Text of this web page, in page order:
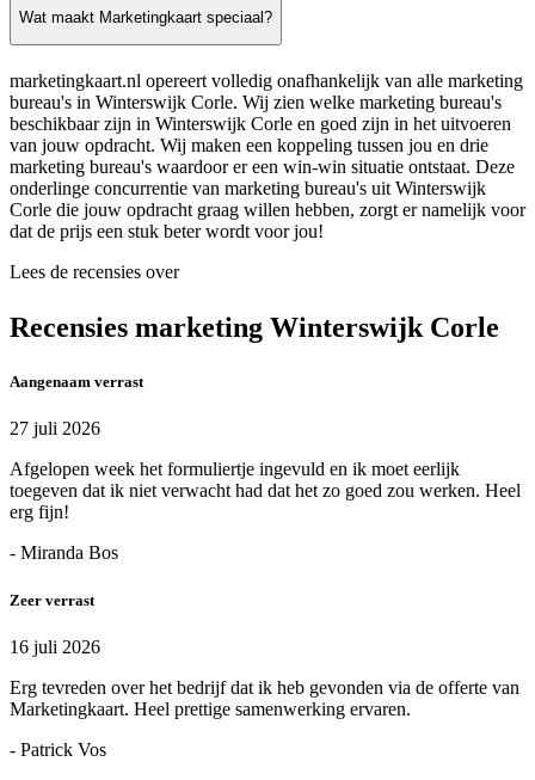
Wat maakt Marketingkaart speciaal?
marketingkaart.nl opereert volledig onafhankelijk van alle marketing
bureau's in Winterswijk Corle. Wij zien welke marketing bureau's
beschikbaar zijn in Winterswijk Corle en goed zijn in het uitvoeren
van jouw opdracht. Wij maken een koppeling tussen jou en drie
marketing bureau's waardoor er een win-win situatie ontstaat. Deze
onderlinge concurrentie van marketing bureau's uit Winterswijk
Corle die jouw opdracht graag willen hebben, zorgt er namelijk voor
dat de prijs een stuk beter wordt voor jou!
Lees de recensies over
Recensies marketing Winterswijk Corle
Aangenaam verrast
27 juli 2026
Afgelopen week het formuliertje ingevuld en ik moet eerlijk
toegeven dat ik niet verwacht had dat het zo goed zou werken. Heel
erg fijn!
- Miranda Bos
Zeer verrast
16 juli 2026
Erg tevreden over het bedrijf dat ik heb gevonden via de offerte van
Marketingkaart. Heel prettige samenwerking ervaren.
- Patrick Vos